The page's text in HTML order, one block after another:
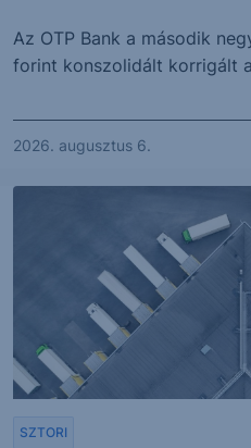
Az OTP Bank a második
forint konszolidált korrigált
2026. augusztus 6.
SZTORI